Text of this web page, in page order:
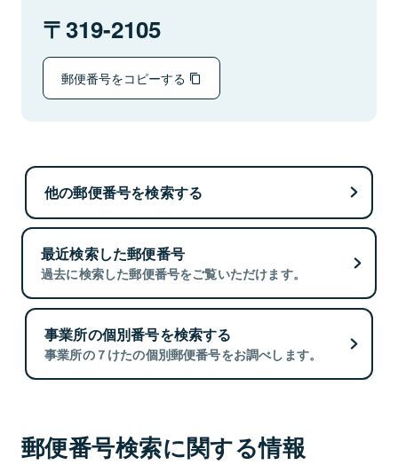
319-2105
郵便番号をコピーする
他の郵便番号を検索する
最近検索した郵便番号
過去に検索した郵便番号をご覧いただけます。
事業所の個別番号を検索する
事業所の７けたの個別郵便番号をお調べします。
郵便番号検索に関する情報